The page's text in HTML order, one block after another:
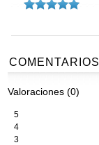
COMENTARIOS
Valoraciones (0)
5
4
3